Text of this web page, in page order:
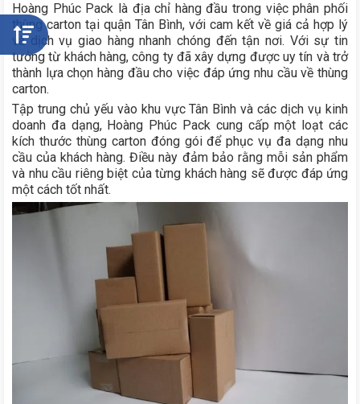
Hoàng Phúc Pack là địa chỉ hàng đầu trong việc phân phối
thùng carton tại quận Tân Bình, với cam kết về giá cả hợp lý
và dịch vụ giao hàng nhanh chóng đến tận nơi. Với sự tin
tưởng từ khách hàng, công ty đã xây dựng được uy tín và trở
thành lựa chọn hàng đầu cho việc đáp ứng nhu cầu về thùng
carton.
Tập trung chủ yếu vào khu vực Tân Bình và các dịch vụ kinh
doanh đa dạng, Hoàng Phúc Pack cung cấp một loạt các
kích thước thùng carton đóng gói để phục vụ đa dạng nhu
cầu của khách hàng. Điều này đảm bảo rằng mỗi sản phẩm
và nhu cầu riêng biệt của từng khách hàng sẽ được đáp ứng
một cách tốt nhất.